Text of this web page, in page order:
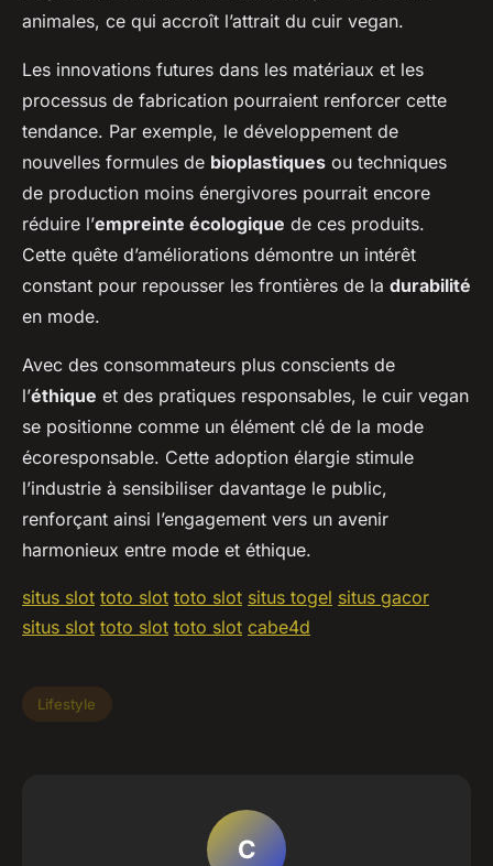
animales, ce qui accroît l’attrait du cuir vegan.
Les innovations futures dans les matériaux et les
processus de fabrication pourraient renforcer cette
tendance. Par exemple, le développement de
nouvelles formules de bioplastiques ou techniques
de production moins énergivores pourrait encore
réduire l’empreinte écologique de ces produits.
Cette quête d’améliorations démontre un intérêt
constant pour repousser les frontières de la durabilité
en mode.
Avec des consommateurs plus conscients de
l’éthique et des pratiques responsables, le cuir vegan
se positionne comme un élément clé de la mode
écoresponsable. Cette adoption élargie stimule
l’industrie à sensibiliser davantage le public,
renforçant ainsi l’engagement vers un avenir
harmonieux entre mode et éthique.
situs slot toto slot toto slot situs togel situs gacor
situs slot toto slot toto slot cabe4d
Lifestyle
C